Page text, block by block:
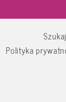
Polityka